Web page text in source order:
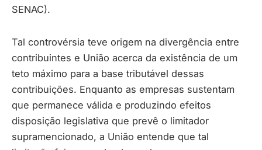
SENAC).
Tal controvérsia teve origem na divergência entre
contribuintes e União acerca da existência de um
teto máximo para a base tributável dessas
contribuições. Enquanto as empresas sustentam
que permanece válida e produzindo efeitos
disposição legislativa que prevê o limitador
supramencionado, a União entende que tal